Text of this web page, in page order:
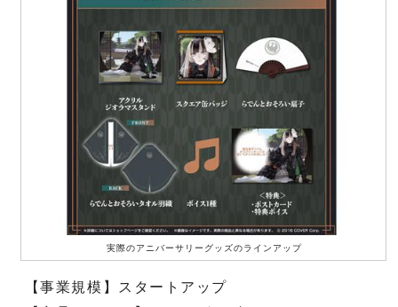
実際のアニバーサリーグッズのラインアップ
【事業規模】スタートアップ